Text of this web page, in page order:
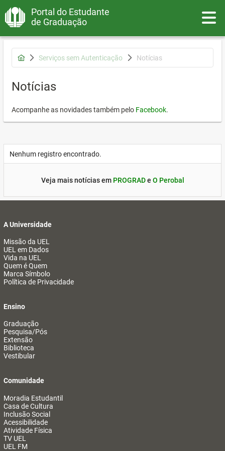
Portal do Estudante
de Graduação
Serviços sem Autenticação Notícias
Notícias
Acompanhe as novidades também pelo Facebook.
Nenhum registro encontrado.
Veja mais notícias em PROGRADe O Perobal
A Universidade
Missão da UEL
UEL em Dados
Vida na UEL
Quem é Quem
Marca Símbolo
Política de Privacidade
Ensino
Graduação
Pesquisa/Pós
Extensão
Biblioteca
Vestibular
Comunidade
Moradia Estudantil
Casa de Cultura
Inclusão Social
Acessibilidade
Atividade Física
TV UEL
UEL FM